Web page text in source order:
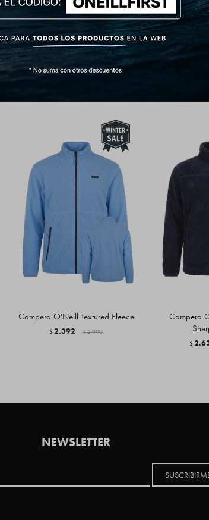
Beige Tierra, Negro y Verde Militar.
Campera O'Neill Textured Fleece
$2.392 $ 2.990
Campera
$
NEWSLETTER